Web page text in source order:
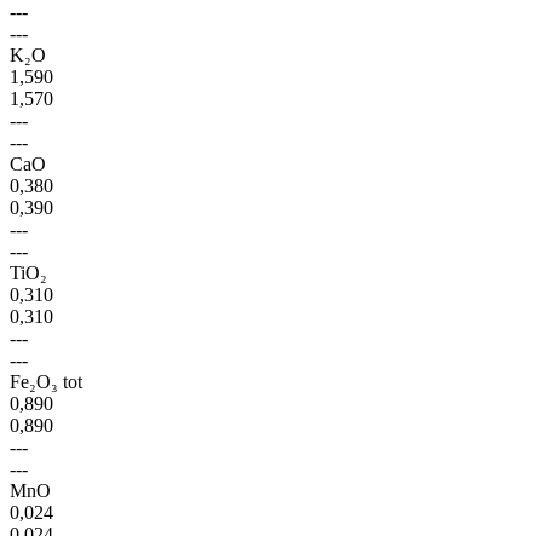
---
---
K₂O
1,590
1,570
---
---
CaO
0,380
0,390
---
---
TiO₂
0,310
0,310
---
---
Fe₂O₃ tot
0,890
0,890
---
---
MnO
0,024